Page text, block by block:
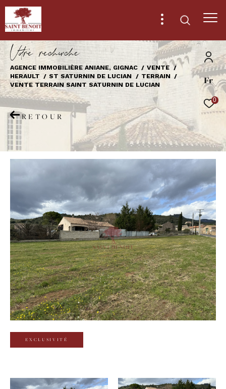
Fr
0
Vore recece
AGENCE IMMOBILIÈRE ANIANE, GIGNAC
VENTE
HERAULT
ST SATURNIN DE LUCIAN
TERRAIN
VENTE TERRAIN SAINT SATURNIN DE LUCIAN
RETOUR
EXCLUSIVITÉ
Effectuer une recherche
et trouver le bien qui correspond à vos
critères
Type
d'offre
Vente
de
Type de bien
Ville
Budget
Budget
Surface
Surface
Pièces
Référence